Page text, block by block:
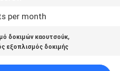
per month
δοκιμών καουτσούκ,
εξοπλισμός δοκιμής